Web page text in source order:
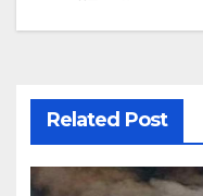
Related Post